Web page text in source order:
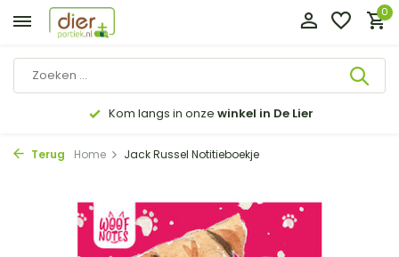
0
Kom langs in onze winkel in De Lier
Terug Home Jack Russel Notitieboekje